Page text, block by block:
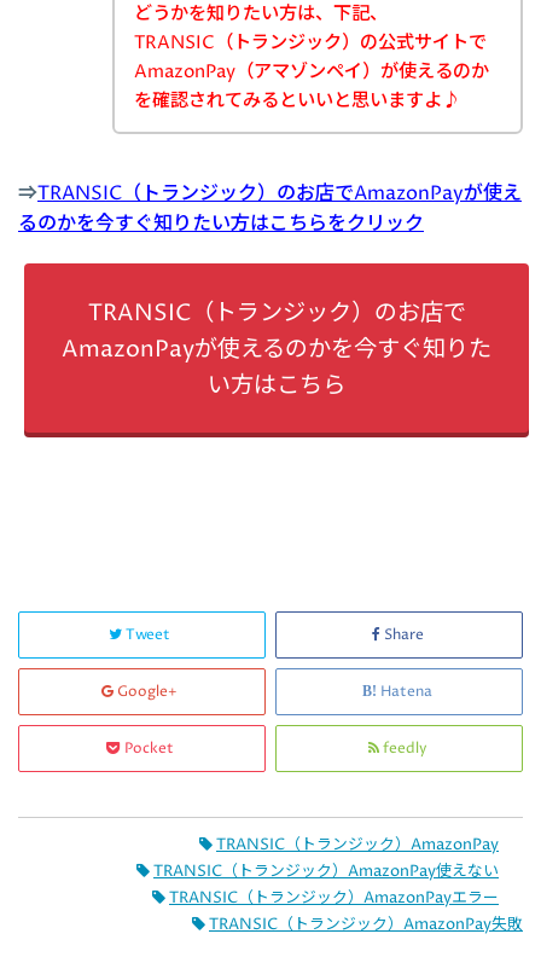
どうかを知りたい方は、下記、
TRANSIC（トランジック）の公式サイトで
AmazonPay（アマゾンペイ）が使えるのか
を確認されてみるといいと思いますよ♪
⇒TRANSIC（トランジック）のお店でAmazonPayが使え
るのかを今すぐ知りたい方はこちらをクリック
TRANSIC（トランジック）のお店で
AmazonPayが使えるのかを今すぐ知りた
い方はこちら
Tweet Share
Google+ Hatena
Pocket feedly
TRANSIC（トランジック）AmazonPay
TRANSIC（トランジック）AmazonPay使えない
TRANSIC（トランジック）AmazonPayエラー
TRANSIC（トランジック）AmazonPay失敗